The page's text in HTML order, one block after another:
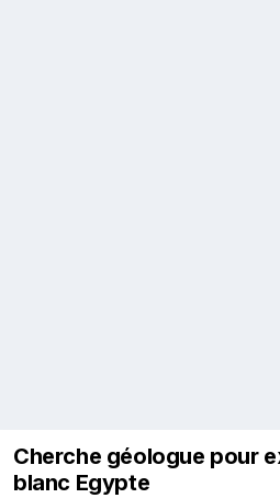
Cherche géologue pour
blanc Egypte